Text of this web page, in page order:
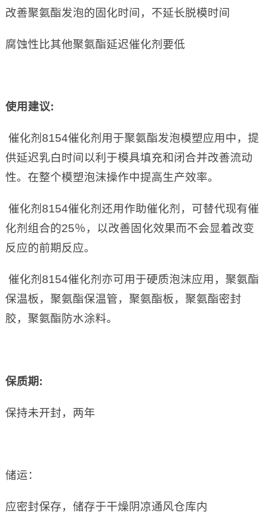
改善聚氨酯发泡的固化时间，不延长脱模时间
腐蚀性比其他聚氨酯延迟催化剂要低
使用建议:
催化剂8154催化剂用于聚氨酯发泡模塑应用中，提
供延迟乳白时间以利于模具填充和闭合并改善流动
性。在整个模塑泡沫操作中提高生产效率。
催化剂8154催化剂还用作助催化剂，可替代现有催
化剂组合的25％，以改善固化效果而不会显着改变
反应的前期反应。
催化剂8154催化剂亦可用于硬质泡沫应用，聚氨酯
保温板，聚氨酯保温管，聚氨酯板，聚氨酯密封
胶，聚氨酯防水涂料。
保质期:
保持未开封，两年
储运：
应密封保存，储存于干燥阴凉通风仓库内